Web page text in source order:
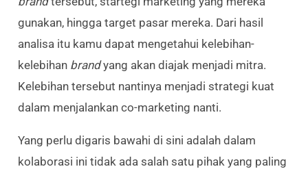
gunakan, hingga target pasar mereka. Dari hasil
analisa itu kamu dapat mengetahui kelebihan-
kelebihan brandyang akan diajak menjadi mitra.
Kelebihan tersebut nantinya menjadi strategi kuat
dalam menjalankan co-marketing nanti.
Yang perlu digaris bawahi di sini adalah dalam
kolaborasi ini tidak ada salah satu pihak yang paling